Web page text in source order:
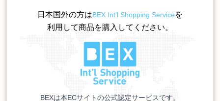
マ レディース (長袖)
カラー
13,200円（税込）
日本国外の方はBEX Int’l Shopping Serviceを
利用して商品を購入してください。
BEXは本ECサイトの公式認定サービスです。